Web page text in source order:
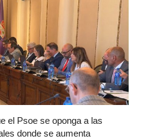
el Psoe se oponga a las
donde se aumenta